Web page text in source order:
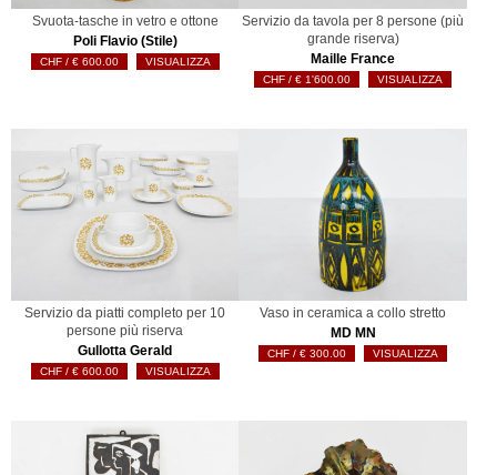
Svuota-tasche in vetro e ottone
Poli Flavio (Stile)
€600.00 VISUALIZZA
Servizio da tavola per 8 persone (più
grande riserva)
Maille France
€ 1'600.00 VISUALIZZA
Servizio da piatti completo per 10
persone più riserva
Gullotta Gerald
€600.00 VISUALIZZA
Vaso in ceramica a collo stretto
MD MN
€ 300.00 VISUALIZZA